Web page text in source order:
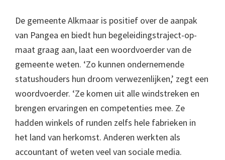
De gemeente Alkmaar is positief over de aanpak
van Pangea en biedt hun begeleidingstraject-op-
maat graag aan, laat een woordvoerder van de
gemeente weten. ‘Zo kunnen ondernemende
statushouders hun droom verwezenlijken,’ zegt een
woordvoerder. ‘Ze komen uit alle windstreken en
brengen ervaringen en competenties mee. Ze
hadden winkels of runden zelfs hele fabrieken in
het land van herkomst. Anderen werkten als
accountant of weten veel van sociale media.